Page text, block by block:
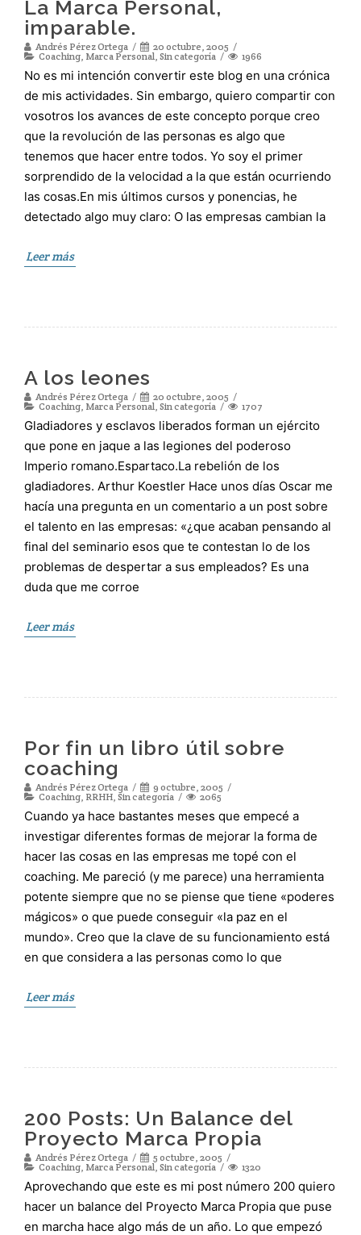
La Marca Personal,
imparable.
Andrés Pérez Ortega
20 octubre, 2005
Coaching, Marca Personal, Sin categoría 1966
No es mi intención convertir este blog en una crónica
de mis actividades. Sin embargo, quiero compartir con
vosotros los avances de este concepto porque creo
que la revolución de las personas es algo que
tenemos que hacer entre todos. Yo soy el primer
sorprendido de la velocidad a la que están ocurriendo
las cosas.En mis últimos cursos y ponencias, he
detectado algo muy claro: O las empresas cambian la
Leer más
A los leones
Andrés Pérez Ortega
20 octubre, 2005
Coaching, Marca Personal, Sin categoría 1707
Gladiadores y esclavos liberados forman un ejército
que pone en jaque a las legiones del poderoso
Imperio romano.Espartaco.La rebelión de los
gladiadores. Arthur Koestler Hace unos días Oscar me
hacía una pregunta en un comentario a un post sobre
el talento en las empresas: «¿que acaban pensando al
final del seminario esos que te contestan lo de los
problemas de despertar a sus empleados? Es una
duda que me corroe
Leer más
Por fin un libro útil sobre
coaching
Andrés Pérez Ortega
9 octubre, 2005
Coaching, RRHH, Sin categoría 2065
Cuando ya hace bastantes meses que empecé a
investigar diferentes formas de mejorar la forma de
hacer las cosas en las empresas me topé con el
coaching. Me pareció (y me parece) una herramienta
potente siempre que no se piense que tiene «poderes
mágicos» o que puede conseguir «la paz en el
mundo». Creo que la clave de su funcionamiento está
en que considera a las personas como lo que
Leer más
200 Posts: Un Balance del
Proyecto Marca Propia
Andrés Pérez Ortega
5 octubre, 2005
Coaching, Marca Personal, Sin categoría 1320
Aprovechando que este es mi post número 200 quiero
hacer un balance del Proyecto Marca Propia que puse
en marcha hace algo más de un año. Lo que empezó